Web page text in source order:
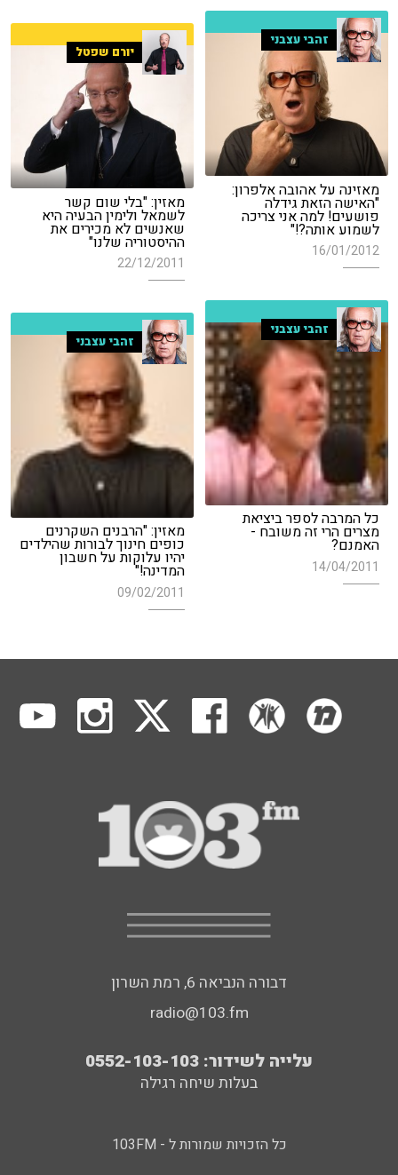
זהבי עצבני
מאזינה על אהובה אלפרון:
"האישה הזאת גידלה
פושעים! למה אני צריכה
לשמוע אותה?!"
16/01/2012
יורם שפטל
מאזין: "בלי שום קשר
לשמאל ולימין הבעיה היא
שאנשים לא מכירים את
ההיסטוריה שלנו"
22/12/2011
זהבי עצבני
כל המרבה לספר ביציאת
מצרים הרי זה משובח -
האמנם?
14/04/2011
זהבי עצבני
מאזין: "הרבנים השקרנים
כופים חינוך לבורות שהילדים
יהיו עלוקות על חשבון
המדינה!"
09/02/2011
דבורה הנביאה 6, רמת השרון
radio@103.fm
עלייה לשידור: 0552-103-103
בעלות שיחה רגילה
כל הזכויות שמורות ל - 103FM